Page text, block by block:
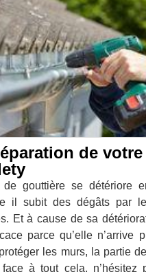
de votre
gouttière se détériore
il subit des dégâts par
Et à cause de sa
parce qu’elle n’arrive
les murs, la partie
à tout cela, n’hésitez